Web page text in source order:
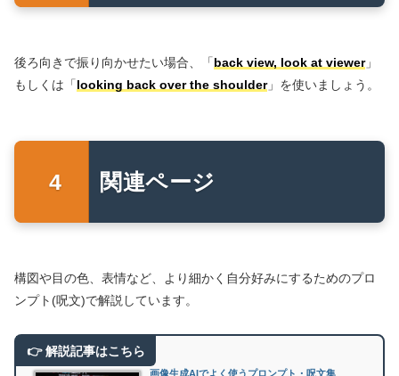
後ろ向きで振り向かせたい場合、「back view, look at viewer」
もしくは「looking back over the shoulder」を使いましょう。
関連ページ
構図や目の色、表情など、より細かく自分好みにするためのプロ
ンプト(呪文)で解説しています。
画像生成AIでよく使うプロンプト・呪文集